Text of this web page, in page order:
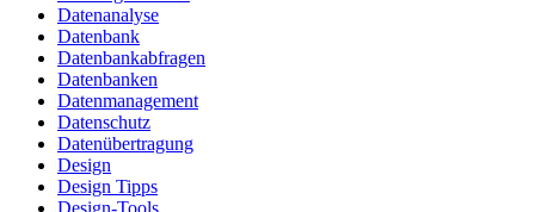
Datenanalyse
Datenbank
Datenbankabfragen
Datenbanken
Datenmanagement
Datenschutz
Datenübertragung
Design
Design Tipps
Design-Tools